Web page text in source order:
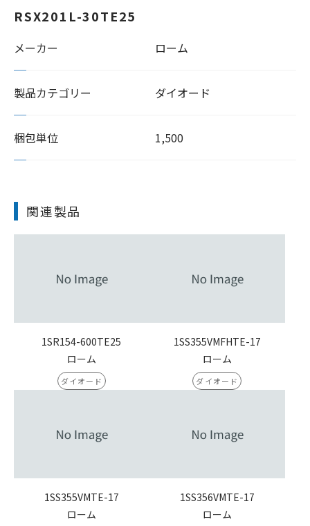
RSX201L-30TE25
メーカー ローム
製品カテゴリー ダイオード
梱包単位 1,500
関連製品
1SR154-600TE25
ローム
ダイオード
1SS355VMFHTE-17
ローム
ダイオード
1SS355VMTE-17
ローム
1SS356VMTE-17
ローム